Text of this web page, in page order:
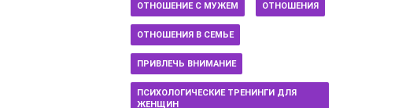
ОТНОШЕНИЕ С МУЖЕМ ОТНОШЕНИЯ
ОТНОШЕНИЯ В СЕМЬЕ
ПРИВЛЕЧЬ ВНИМАНИЕ
ПСИХОЛОГИЧЕСКИЕ ТРЕНИНГИ ДЛЯ
ЖЕНЩИН